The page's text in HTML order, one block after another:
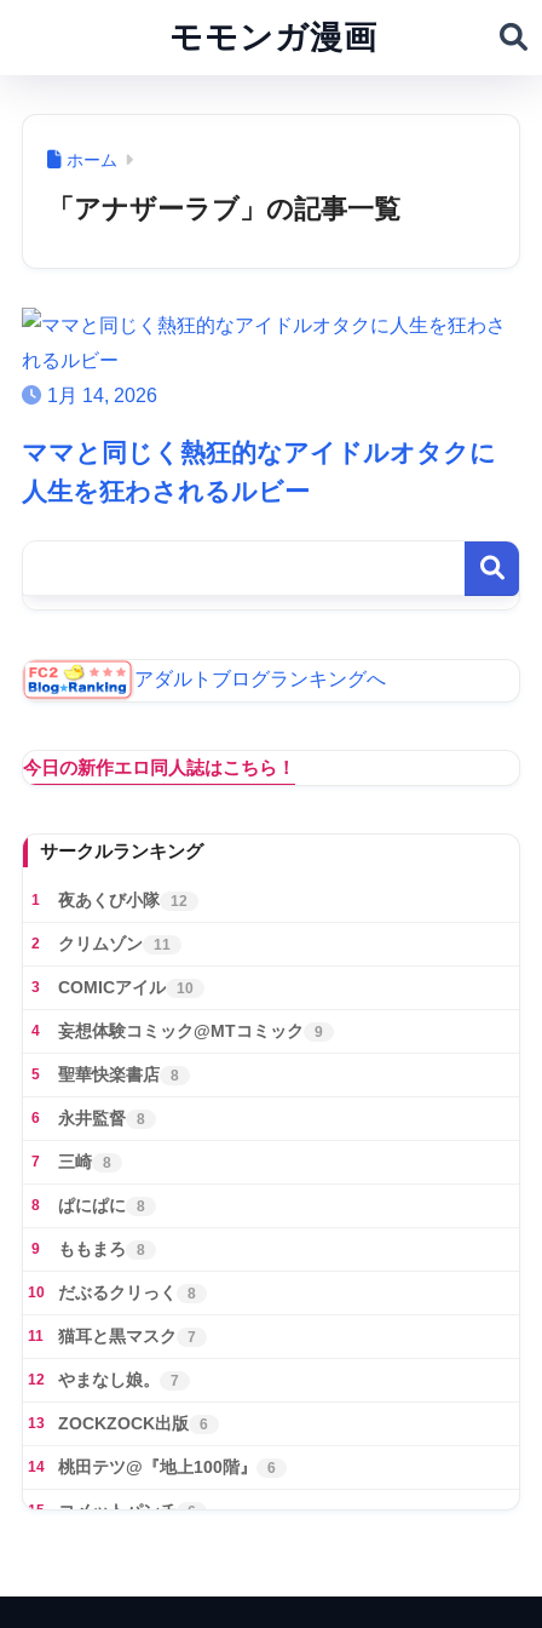
モモンガ漫画
ホーム
「アナザーラブ」の記事一覧
1月 14, 2026
ママと同じく熱狂的なアイドルオタクに
人生を狂わされるルビー
アダルトブログランキングへ
今日の新作エロ同人誌はこちら！
サークルランキング
1 夜あくび小隊 12
2 クリムゾン 11
3 COMICアイル 10
4 妄想体験コミック@MTコミック 9
5 聖華快楽書店 8
6 永井監督 8
7 三崎 8
8 ぱにぱに 8
9 ももまろ 8
10 だぶるクリっく 8
11 猫耳と黒マスク 7
12 やまなし娘。 7
13 ZOCKZOCK出版 6
14 桃田テツ@『地上100階』 6
15 コメットパンチ 6
17 たむりん 6